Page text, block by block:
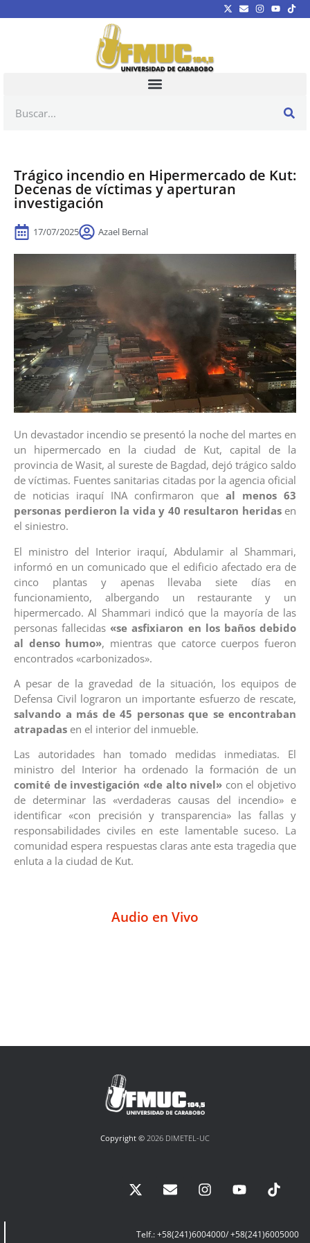
Trágico incendio en Hipermercado de Kut:
Decenas de víctimas y aperturan
investigación
17/07/2025 Azael Bernal
Un devastador incendio se presentó la noche del martes en
un hipermercado en la ciudad de Kut, capital de la
provincia de Wasit, al sureste de Bagdad, dejó trágico saldo
de víctimas. Fuentes sanitarias citadas por la agencia oficial
de noticias iraquí INA confirmaron que al menos 63
personas perdieron la vida y 40 resultaron heridasen
el siniestro.
El ministro del Interior iraquí, Abdulamir al Shammari,
informó en un comunicado que el edificio afectado era de
cinco plantas y apenas llevaba siete días en
funcionamiento, albergando un restaurante y un
hipermercado. Al Shammari indicó que la mayoría de las
personas fallecidas«se asfixiaron en los baños debido
al denso humo», mientras que catorce cuerpos fueron
encontrados «carbonizados».
A pesar de la gravedad de la situación, los equipos de
Defensa Civil lograron un importante esfuerzo de rescate,
salvando a más de 45 personas que se encontraban
atrapadas en el interior del inmueble.
Las autoridades han tomado medidas inmediatas. El
ministro del Interior ha ordenado la formación de un
comité de investigación «de alto nivel» con el objetivo
de determinar las «verdaderas causas del incendio» e
identificar «con precisión y transparencia» las fallas y
responsabilidades civiles en este lamentable suceso. La
comunidad espera respuestas claras ante esta tragedia que
enluta a la ciudad de Kut.
Audio en Vivo
Copyright © 2026 DIMETEL-UC
Telf.: +58(241)6004000/ +58(241)6005000